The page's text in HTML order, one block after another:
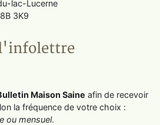
lac-Lucerne
3K9
Maison Saine afin de recevoir
la fréquence de votre choix :
ou mensuel.